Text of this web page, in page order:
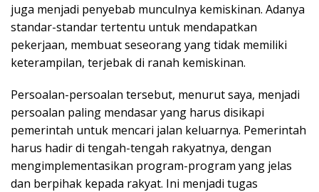
juga menjadi penyebab munculnya kemiskinan. Adanya
standar-standar tertentu untuk mendapatkan
pekerjaan, membuat seseorang yang tidak memiliki
keterampilan, terjebak di ranah kemiskinan.
Persoalan-persoalan tersebut, menurut saya, menjadi
persoalan paling mendasar yang harus disikapi
pemerintah untuk mencari jalan keluarnya. Pemerintah
harus hadir di tengah-tengah rakyatnya, dengan
mengimplementasikan program-program yang jelas
dan berpihak kepada rakyat. Ini menjadi tugas